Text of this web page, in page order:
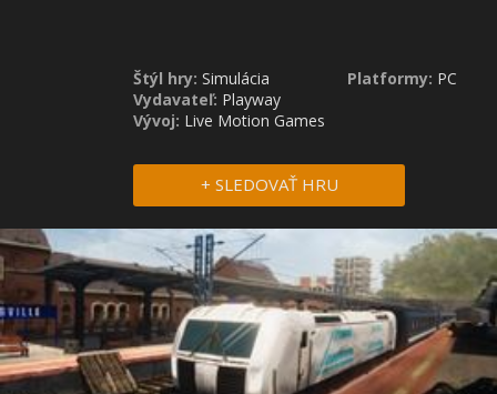
Štýl hry: Simulácia
Vydavateľ: Playway
Vývoj: Live Motion Games
Platformy: PC
+ SLEDOVAŤ HRU